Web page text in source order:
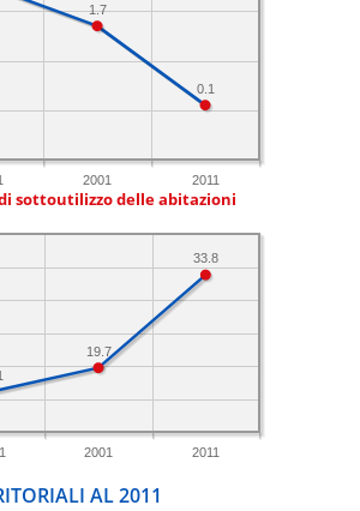
2001 2011
0.1
1.7
sottoutilizzo delle abitazioni
2001 2011
33.8
19.7
AL 2011